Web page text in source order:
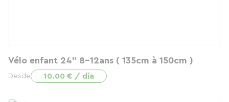
Vélo enfant 24" 8-12ans ( 135cm à 150cm )
Desde 10.00 € / día